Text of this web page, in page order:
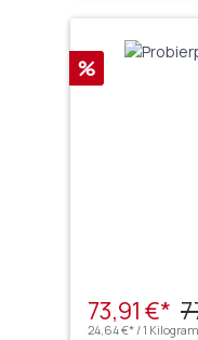
Rabatt
%
73,91 €*
24,64 €* / 1